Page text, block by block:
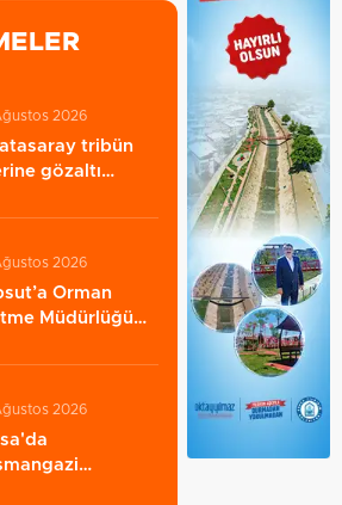
2026
tribün
gözaltı
2026
Orman
Müdürlüğü
2026